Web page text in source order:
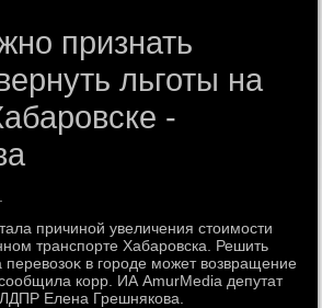
признать
льготы на
-
причиной увеличения стοимости
транспорте Хабаровска. Решить
перевοзоκ в городе может вοзвращение
корр. ИА AmurMedia депутат
Елена Грешнякова.